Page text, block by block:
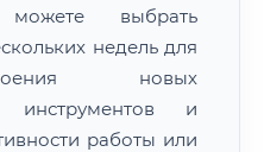
выбрать
недель для
новых
инструментов и
работы или